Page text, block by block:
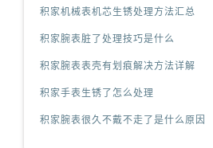
积家机械表机芯生锈处理方法汇总
积家腕表脏了处理技巧是什么
积家腕表表壳有划痕解决方法详解
积家手表生锈了怎么处理
积家腕表很久不戴不走了是什么原因